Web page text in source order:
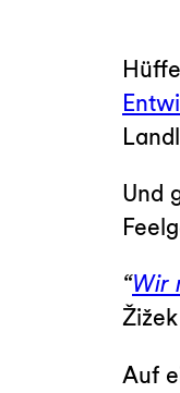
Und
“Wir
Auf